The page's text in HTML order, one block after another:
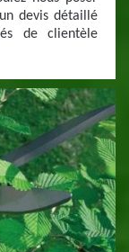
devis détaillé
de clientèle